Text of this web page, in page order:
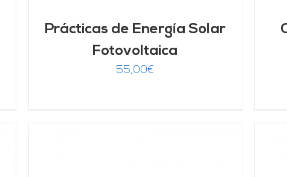
Prácticas de Energía Solar
Fotovoltaica
55,00€